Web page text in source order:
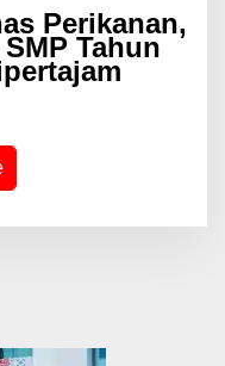
Perikanan,
Tahun